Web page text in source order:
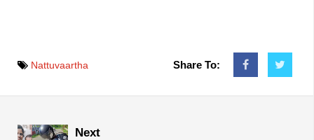
Nattuvaartha Share To:
Next